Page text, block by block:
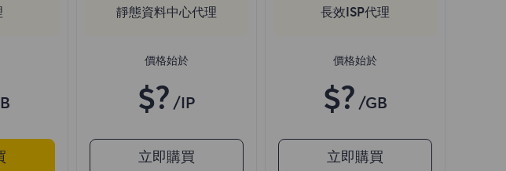
靜態資料中心代理
價格始於
$? /IP
立即購買
長效ISP代理
價格始於
$? /GB
立即購買